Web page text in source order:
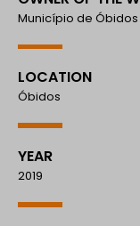
Município de Óbidos
LOCATION
Óbidos
YEAR
2019